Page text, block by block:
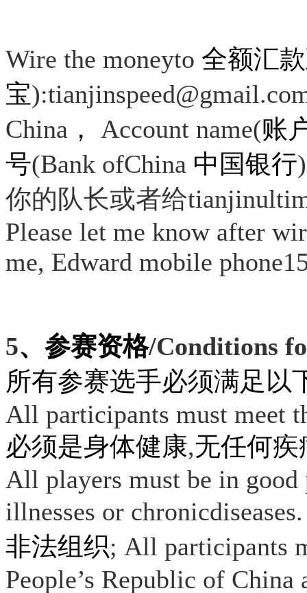
Wire the moneyto 全额汇
宝
China ， Account name(账
号(Bank ofChina 中国银行
你的队长或者给
Please let me know after
me, Edward mobile
5、参赛资格/Conditions
所有参赛选手必须满足以
All participants must meet
必须是身体健康,无任何
All players must be in good
illnesses or
非法组织; All participants
People’s Republic of